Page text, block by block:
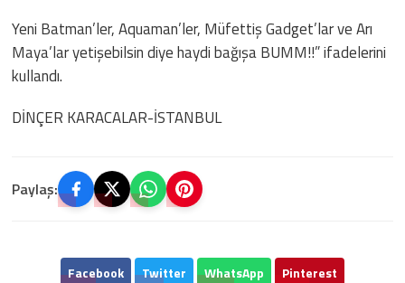
Yeni Batman’ler, Aquaman’ler, Müfettiş Gadget’lar ve Arı
Maya’lar yetişebilsin diye haydi bağışa BUMM!!” ifadelerini
kullandı.
DİNÇER KARACALAR-İSTANBUL
Paylaş:
Facebook Twitter WhatsApp Pinterest